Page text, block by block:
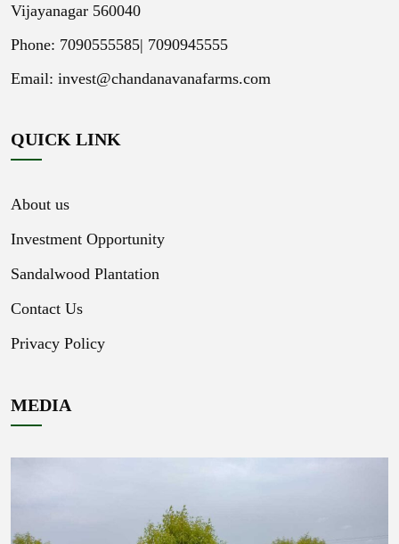
Vijayanagar 560040
Phone: 7090555585| 7090945555
Email: invest@chandanavanafarms.com
QUICK LINK
About us
Investment Opportunity
Sandalwood Plantation
Contact Us
Privacy Policy
MEDIA